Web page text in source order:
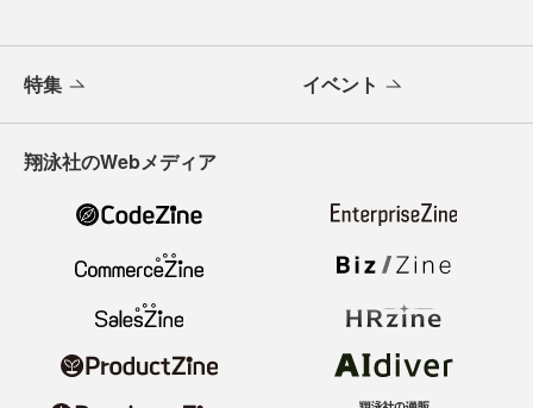
特集 イベント
翔泳社のWebメディア